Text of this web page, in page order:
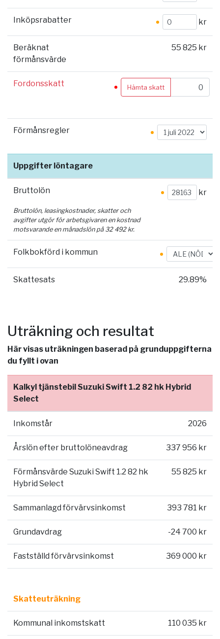
Inköpsrabatter kr
Beräknat
förmånsvärde
55 825 kr
Fordonsskatt Hämta skatt
Förmånsregler
Uppgifter löntagare
Bruttolön kr
Bruttolön, leasingkostnader, skatter och
avgifter utgör för arbetsgivaren en kostnad
motsvarande en månadslön på 32 492kr.
Folkbokförd i kommun
Skattesats 29.89%
Uträkning och resultat
Här visas uträkningen baserad på grunduppgifterna
du fyllt i ovan
Kalkyl tjänstebil Suzuki Swift 1.2 82 hk Hybrid
Select
Inkomstår 2026
Årslön efter bruttolöneavdrag 337 956 kr
Förmånsvärde Suzuki Swift 1.2 82 hk
Hybrid Select
55 825 kr
Sammanlagd förvärvsinkomst 393 781 kr
Grundavdrag -24 700 kr
Fastställd förvärvsinkomst 369 000 kr
Skatteuträkning
Kommunal inkomstskatt 110 035 kr